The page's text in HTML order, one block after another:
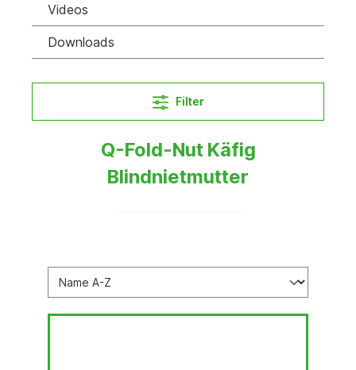
Videos
Downloads
Filter
Q-Fold-Nut Käfig
Blindnietmutter